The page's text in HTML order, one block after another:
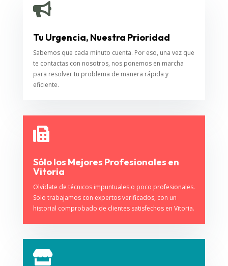

Tu Urgencia, Nuestra Prioridad
Sabemos que cada minuto cuenta. Por eso, una vez que
te contactas con nosotros, nos ponemos en marcha
para resolver tu problema de manera rápida y
eficiente.

Sólo los Mejores Profesionales en
Vitoria
Olvídate de técnicos impuntuales o poco profesionales.
Solo trabajamos con expertos verificados, con un
historial comprobado de clientes satisfechos en Vitoria.
